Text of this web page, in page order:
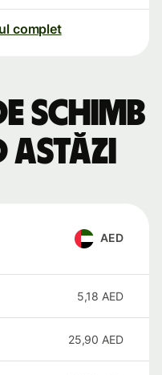
complet
schimb
astăzi
AED
5,18 AED
25,90 AED